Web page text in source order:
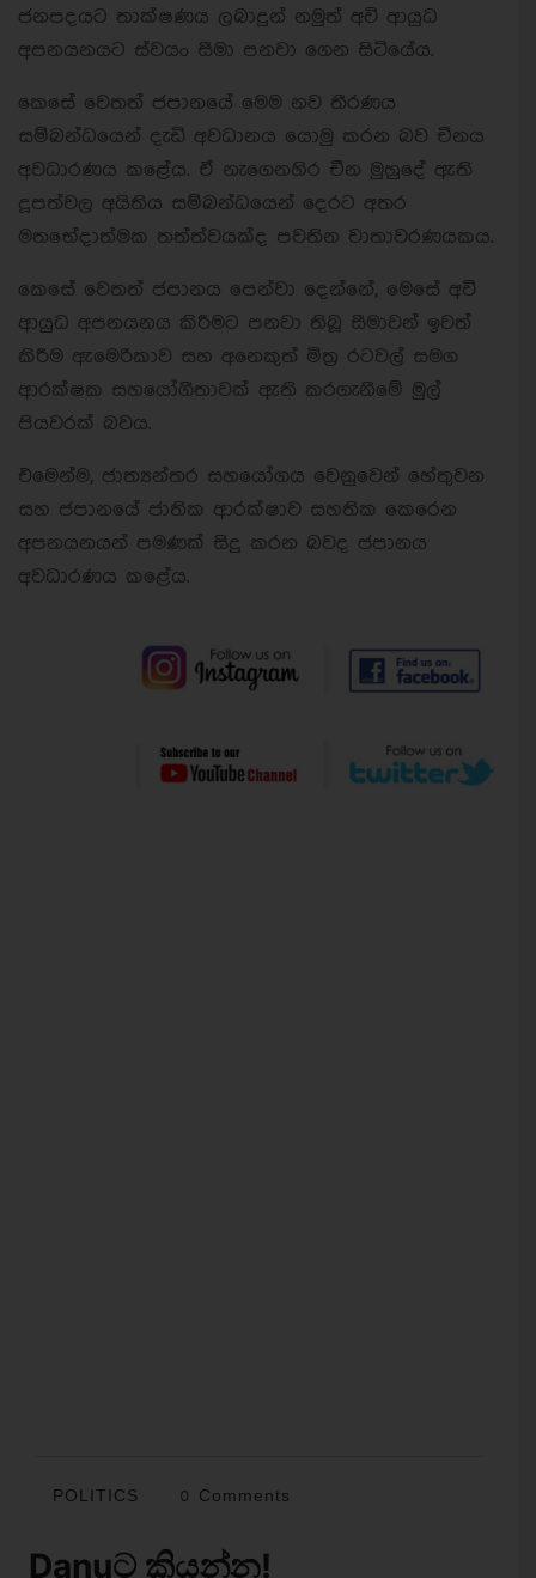
ජනපදයට තාක්ෂණය ලබාදුන් නමුත් අවි ආයුධ
අපනයනයට ස්වයං සීමා පනවා ගෙන සිටියේය.
කෙසේ වෙතත් ජපානයේ මෙම නව තීරණය
සම්බන්ධයෙන් දැඩි අවධානය යොමු කරන බව චීනය
අවධාරණය කළේය. ඒ නැගෙනහිර චීන මුහුදේ ඇති
දූපත්වල අයිතිය සම්බන්ධයෙන් දෙරට අතර
මතභේදාත්මක තත්ත්වයක්ද පවතින වාතාවරණයකය.
කෙසේ වෙතත් ජපානය පෙන්වා දෙන්නේ, මෙසේ අවි
ආයුධ අපනයනය කිරීමට පනවා තිබූ සීමාවන් ඉවත්
කිරීම ඇමෙරිකාව සහ අනෙකුත් මිත්‍ර රටවල් සමග
ආරක්ෂක සහයෝගීතාවක් ඇති කරගැනීමේ මුල්
පියවරක් බවය.
එමෙන්ම, ජාත්‍යන්තර සහයෝගය වෙනුවෙන් හේතුවන
සහ ජපානයේ ජාතික ආරක්ෂාව සහතික කෙරෙන
අපනයනයන් පමණක් සිදු කරන බවද ජපානය
අවධාරණය කළේය.
POLITICS 0 Comments